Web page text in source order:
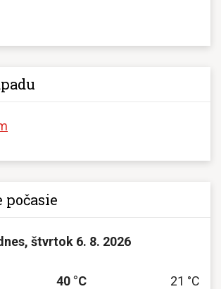
štvrtok 6. 8. 2026
40 °C 21 °C